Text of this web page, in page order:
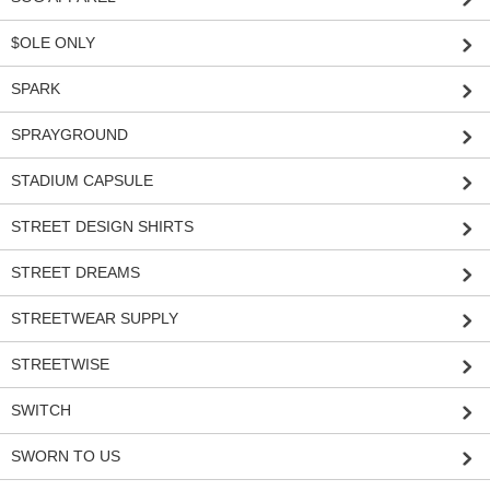
$OLE ONLY
SPARK
SPRAYGROUND
STADIUM CAPSULE
STREET DESIGN SHIRTS
STREET DREAMS
STREETWEAR SUPPLY
STREETWISE
SWITCH
SWORN TO US